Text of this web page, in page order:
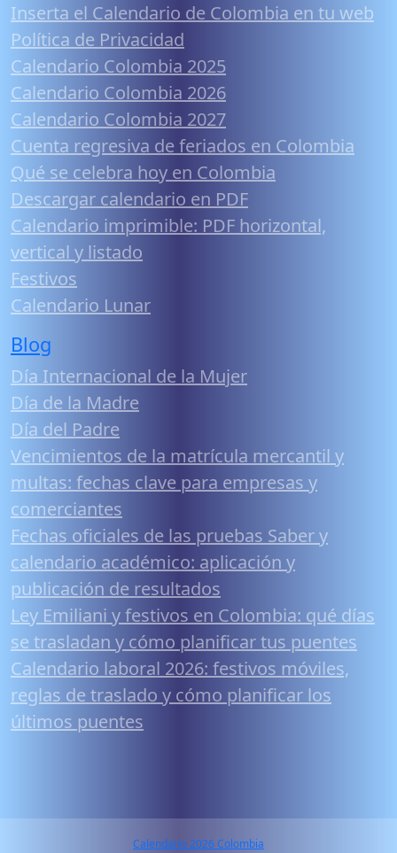
Inserta el Calendario de Colombia en tu web
Política de Privacidad
Calendario Colombia 2025
Calendario Colombia 2026
Calendario Colombia 2027
Cuenta regresiva de feriados en Colombia
Qué se celebra hoy en Colombia
Descargar calendario en PDF
Calendario imprimible: PDF horizontal,
vertical y listado
Festivos
Calendario Lunar
Blog
Día Internacional de la Mujer
Día de la Madre
Día del Padre
Vencimientos de la matrícula mercantil y
multas: fechas clave para empresas y
comerciantes
Fechas oficiales de las pruebas Saber y
calendario académico: aplicación y
publicación de resultados
Ley Emiliani y festivos en Colombia: qué días
se trasladan y cómo planificar tus puentes
Calendario laboral 2026: festivos móviles,
reglas de traslado y cómo planificar los
últimos puentes
Calendario 2026 Colombia